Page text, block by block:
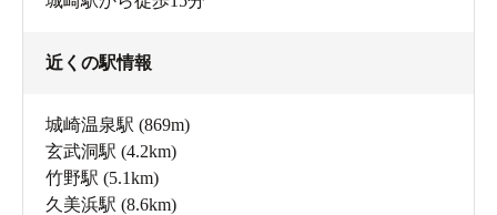
近くの駅情報
城崎温泉駅 (869m)
玄武洞駅 (4.2km)
竹野駅 (5.1km)
久美浜駅 (8.6km)